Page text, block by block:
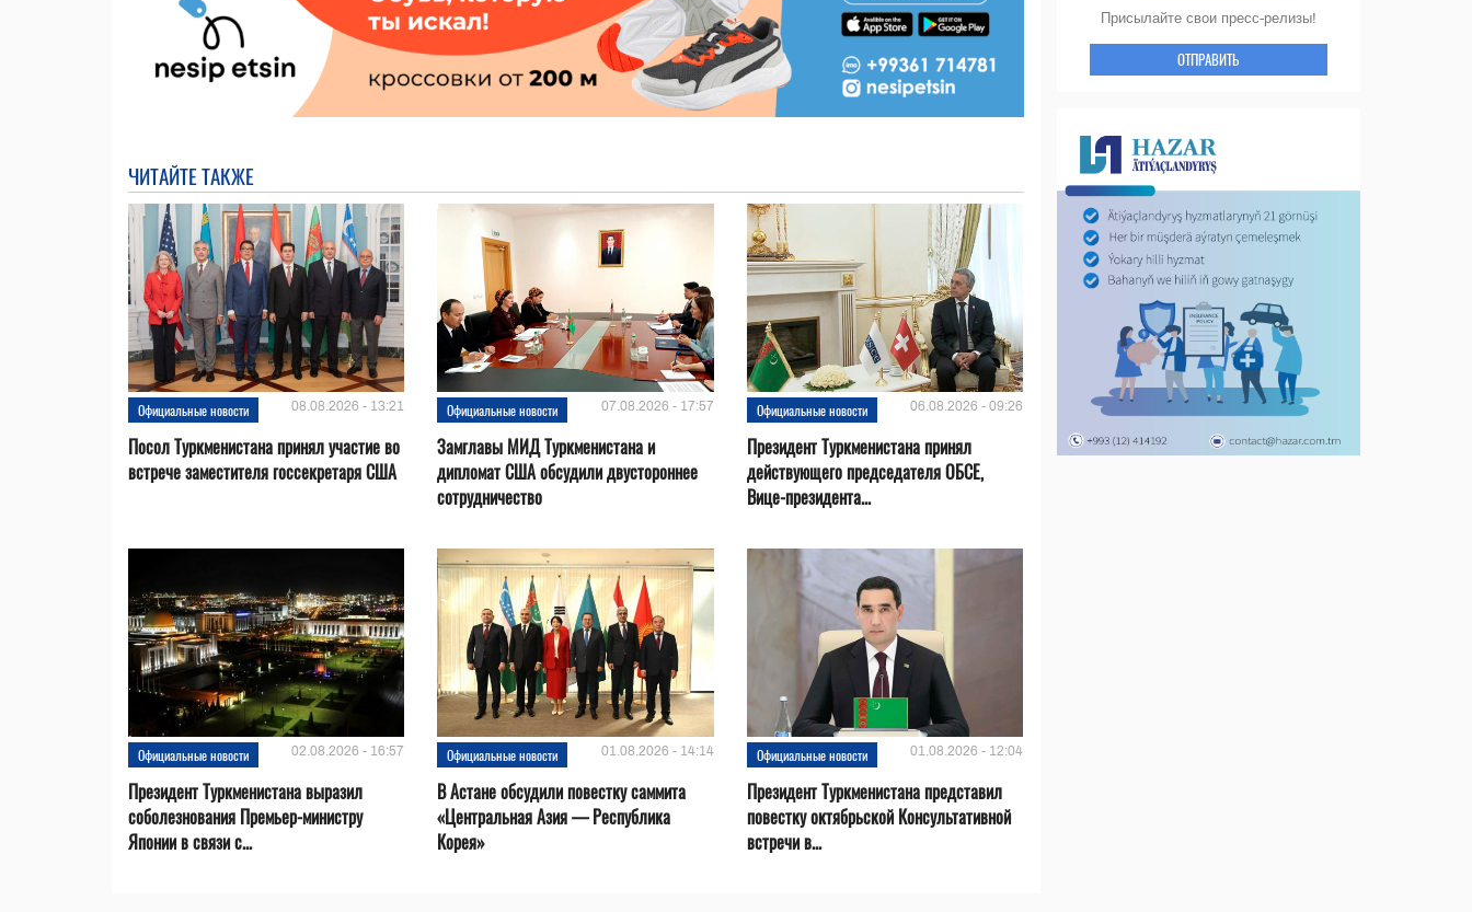
ЧИТАЙТЕ ТАКЖЕ
Официальные новости 08.08.2026 - 13:21
Посол Туркменистана принял участие во
встрече заместителя госсекретаря США
Официальные новости 07.08.2026 - 17:57
Замглавы МИД Туркменистана и
дипломат США обсудили двустороннее
сотрудничество
Официальные новости 06.08.2026 - 09:26
Президент Туркменистана принял
действующего председателя ОБСЕ,
Вице-президента...
Официальные новости 02.08.2026 - 16:57
Президент Туркменистана выразил
соболезнования Премьер-министру
Японии в связи с...
Официальные новости 01.08.2026 - 14:14
В Астане обсудили повестку саммита
«Центральная Азия — Республика
Корея»
Официальные новости 01.08.2026 - 12:04
Президент Туркменистана представил
повестку октябрьской Консультативной
встречи в...
Присылайте свои пресс-релизы!
ОТПРАВИТЬ